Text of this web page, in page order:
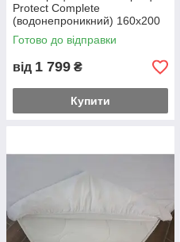
Protect Complete
(водонепроникний) 160х200
Готово до відправки
від 1 799 ₴
Купити